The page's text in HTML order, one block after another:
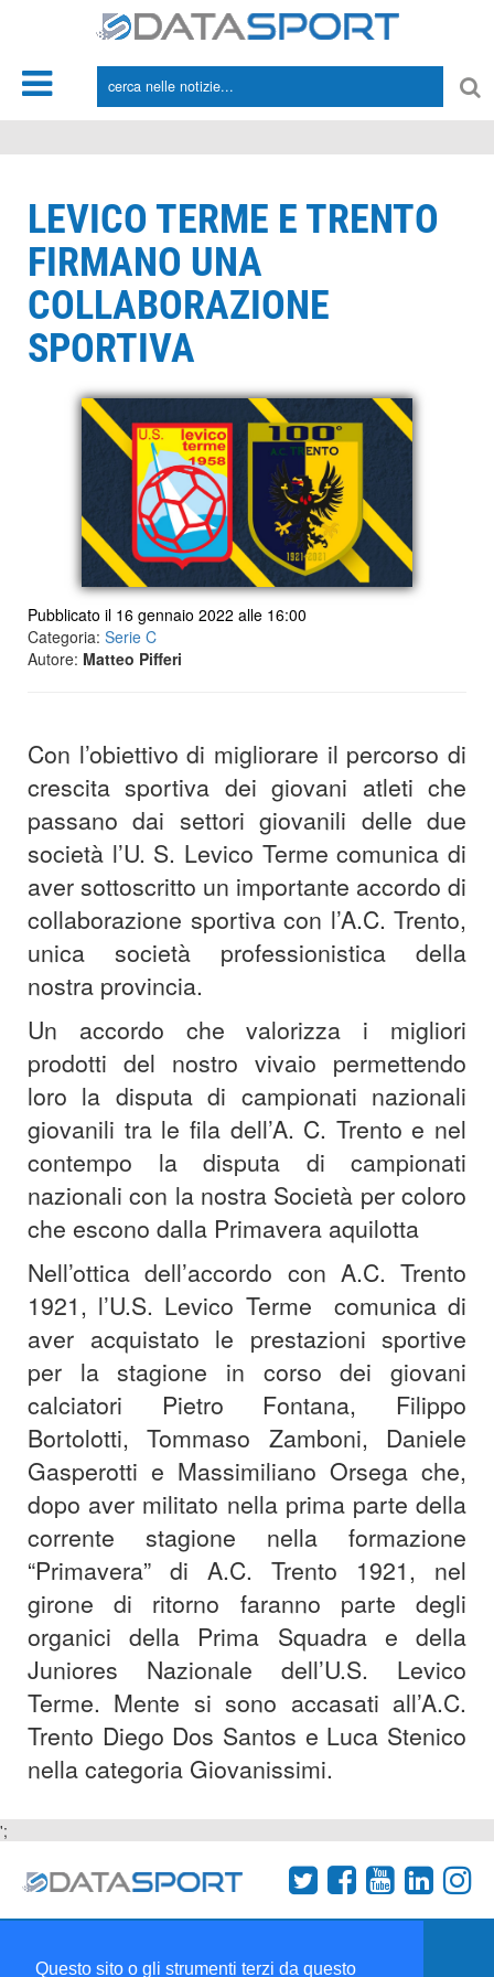
Questo sito o gli strumenti terzi da questo
LEVICO TERME E TRENTO
FIRMANO UNA
COLLABORAZIONE
SPORTIVA
Pubblicato il 16 gennaio 2022 alle 16:00
Categoria: Serie C
Autore: Matteo Pifferi
Con l’obiettivo di migliorare il percorso di
crescita sportiva dei giovani atleti che
passano dai settori giovanili delle due
società l’U. S. Levico Terme comunica di
aver sottoscritto un importante accordo di
collaborazione sportiva con l’A.C. Trento,
unica società professionistica della
nostra provincia.
Un accordo che valorizza i migliori
prodotti del nostro vivaio permettendo
loro la disputa di campionati nazionali
giovanili tra le fila dell’A. C. Trento e nel
contempo la disputa di campionati
nazionali con la nostra Società per coloro
che escono dalla Primavera aquilotta
Nell’ottica dell’accordo con A.C. Trento
1921, l’U.S. Levico Terme comunica di
aver acquistato le prestazioni sportive
per la stagione in corso dei giovani
calciatori Pietro Fontana, Filippo
Bortolotti, Tommaso Zamboni, Daniele
Gasperotti e Massimiliano Orsega che,
dopo aver militato nella prima parte della
corrente stagione nella formazione
“Primavera” di A.C. Trento 1921, nel
girone di ritorno faranno parte degli
organici della Prima Squadra e della
Juniores Nazionale dell’U.S. Levico
Terme. Mente si sono accasati all’A.C.
Trento Diego Dos Santos e Luca Stenico
nella categoria Giovanissimi.
';